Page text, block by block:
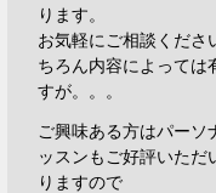
ります。
お気軽にご相談くださ
ちろん内容によっては
すが。。。
ご興味ある方はパーソ
ッスンもご好評いただ
りますので